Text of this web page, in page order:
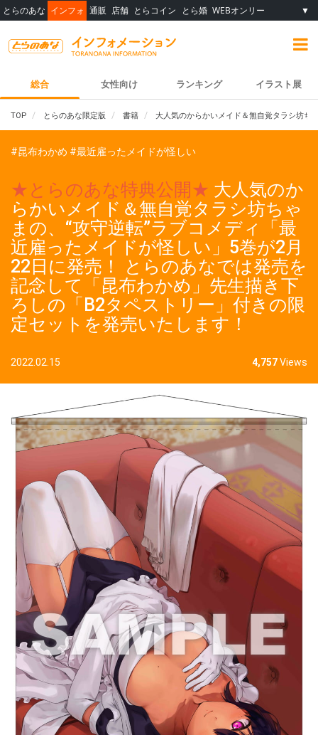
とらのあな インフォ 通販 店舗 とらコイン とら婚 WEBオンリー ▼
総合 女性向け ランキング イラスト展
TOP とらのあな限定版 書籍 大人気のからかいメイド＆無自覚タラシ坊ち
#昆布わかめ #最近雇ったメイドが怪しい
★とらのあな特典公開★ 大人気のか
らかいメイド＆無自覚タラシ坊ちゃ
まの、“攻守逆転”ラブコメディ「最
近雇ったメイドが怪しい」5巻が2月
22日に発売！ とらのあなでは発売を
記念して「昆布わかめ」先生描き下
ろしの「B2タペストリー」付きの限
定セットを発売いたします！
2022.02.15 4,757Views